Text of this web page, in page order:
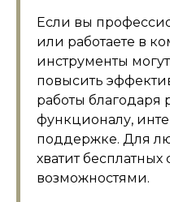
Если вы
или работаете в
инструменты
повысить
работы
функционалу,
поддержке. Для
хватит
возможностями.